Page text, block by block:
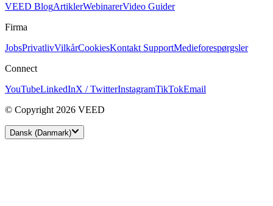
VEED BlogArtiklerWebinarerVideo Guider
Firma
JobsPrivatlivVilkårCookiesKontakt SupportMedieforespørgsler
Connect
YouTubeLinkedInX / TwitterInstagramTikTokEmail
© Copyright 2026 VEED
Dansk (Danmark)